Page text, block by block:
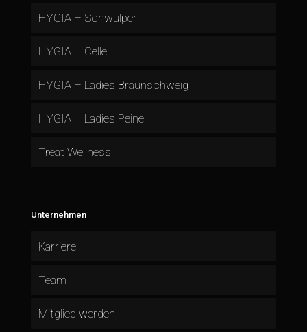
HYGIA – Schwülper
HYGIA – Celle
HYGIA – Ladies Braunschweig
HYGIA – Ladies Peine
Treat Wellness
Unternehmen
Karriere
Team
Mitglied werden